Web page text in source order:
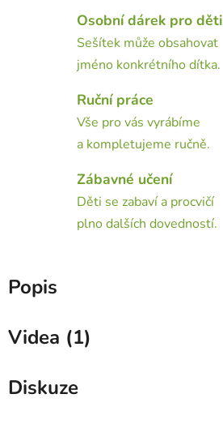
Osobní dárek pro děti
Sešítek může obsahovat
jméno konkrétního dítka.
Ruční práce
Vše pro vás vyrábíme
a kompletujeme ručně.
Zábavné učení
Děti se zabaví a procvičí
plno dalších dovedností.
Popis
Videa (1)
Diskuze